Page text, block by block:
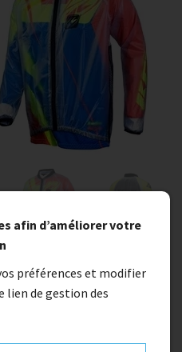
afin d’améliorer votre
préférences et modifier
lien de gestion des